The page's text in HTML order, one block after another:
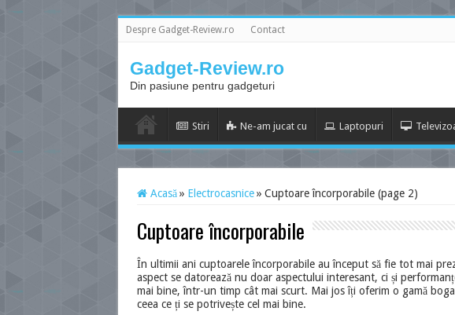
Despre Gadget-Review.ro Contact
Gadget-Review.ro
Din pasiune pentru gadgeturi
Stiri Ne-am jucat cu Laptopuri
Acasă » Electrocasnice » Cuptoare încorporabile (page 2)
Cuptoare încorporabile
În ultimii ani cuptoarele încorporabile au început să fie tot mai
aspect se datorează nu doar aspectului interesant, ci și
mai bine, într-un timp cât mai scurt. Mai jos îți oferim o gamă
ceea ce ți se potrivește cel mai bine.